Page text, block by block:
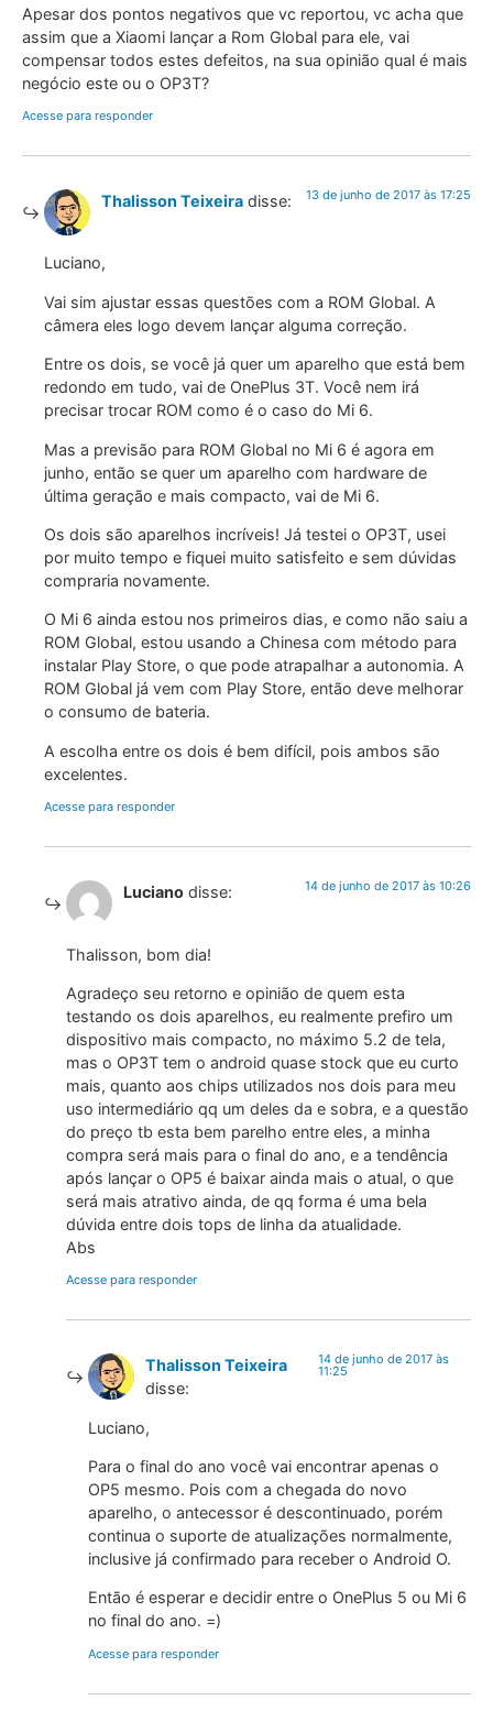
Apesar dos pontos negativos que vc reportou, vc acha que
assim que a Xiaomi lançar a Rom Global para ele, vai
compensar todos estes defeitos, na sua opinião qual é mais
negócio este ou o OP3T?
Acesse para responder
Thalisson Teixeira disse: 13 de junho de 2017 às 17:25
Luciano,
Vai sim ajustar essas questões com a ROM Global. A
câmera eles logo devem lançar alguma correção.
Entre os dois, se você já quer um aparelho que está bem
redondo em tudo, vai de OnePlus 3T. Você nem irá
precisar trocar ROM como é o caso do Mi 6.
Mas a previsão para ROM Global no Mi 6 é agora em
junho, então se quer um aparelho com hardware de
última geração e mais compacto, vai de Mi 6.
Os dois são aparelhos incríveis! Já testei o OP3T, usei
por muito tempo e fiquei muito satisfeito e sem dúvidas
compraria novamente.
O Mi 6 ainda estou nos primeiros dias, e como não saiu a
ROM Global, estou usando a Chinesa com método para
instalar Play Store, o que pode atrapalhar a autonomia. A
ROM Global já vem com Play Store, então deve melhorar
o consumo de bateria.
A escolha entre os dois é bem difícil, pois ambos são
excelentes.
Acesse para responder
Luciano disse: 14 de junho de 2017 às 10:26
Thalisson, bom dia!
Agradeço seu retorno e opinião de quem esta
testando os dois aparelhos, eu realmente prefiro um
dispositivo mais compacto, no máximo 5.2 de tela,
mas o OP3T tem o android quase stock que eu curto
mais, quanto aos chips utilizados nos dois para meu
uso intermediário qq um deles da e sobra, e a questão
do preço tb esta bem parelho entre eles, a minha
compra será mais para o final do ano, e a tendência
após lançar o OP5 é baixar ainda mais o atual, o que
será mais atrativo ainda, de qq forma é uma bela
dúvida entre dois tops de linha da atualidade.
Abs
Acesse para responder
Thalisson Teixeira
disse:
14 de junho de 2017 às
11:25
Luciano,
Para o final do ano você vai encontrar apenas o
OP5 mesmo. Pois com a chegada do novo
aparelho, o antecessor é descontinuado, porém
continua o suporte de atualizações normalmente,
inclusive já confirmado para receber o Android O.
Então é esperar e decidir entre o OnePlus 5 ou Mi 6
no final do ano. =)
Acesse para responder